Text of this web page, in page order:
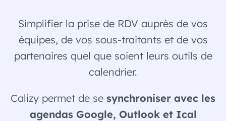
Simplifier la prise de RDV auprès de vos
équipes, de vos sous-traitants et de vos
partenaires quel que soient leurs outils de
calendrier.
Calizy permet de se synchroniser avec les
agendas Google, Outlook et Ical